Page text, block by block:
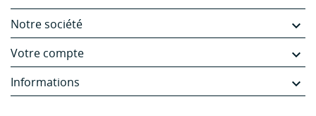
Notre société 
Votre compte 
Informations 